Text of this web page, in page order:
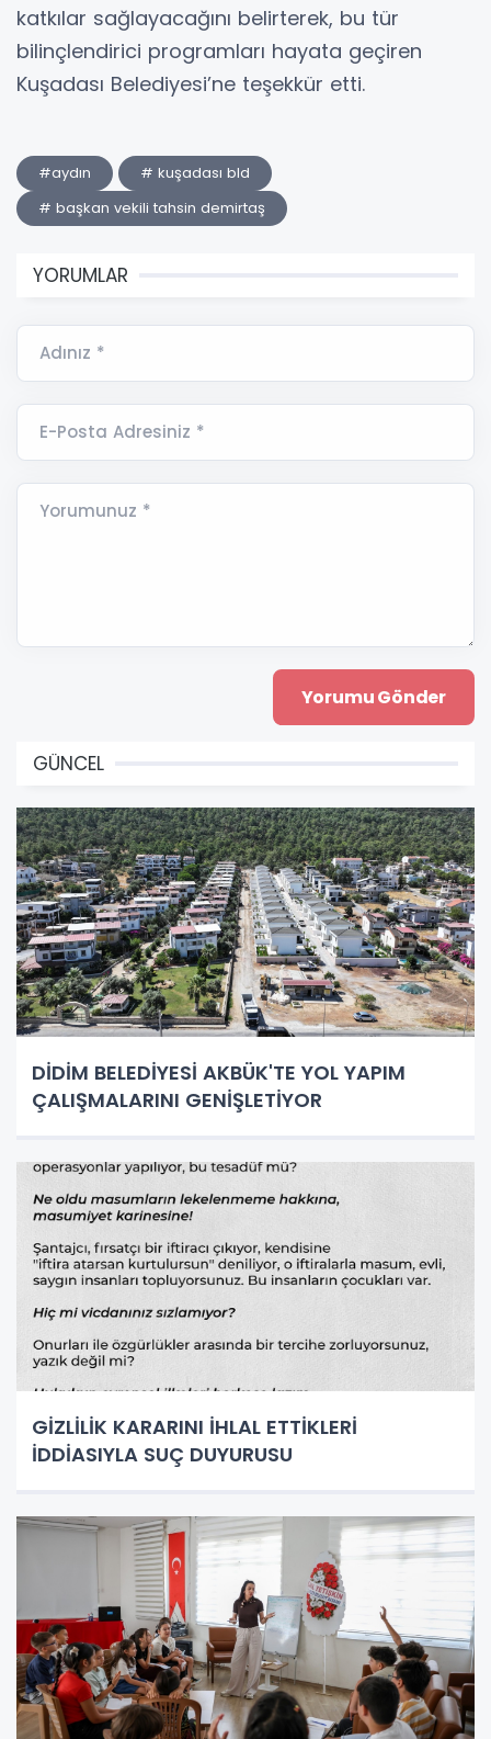
katkılar sağlayacağını belirterek, bu tür
bilinçlendirici programları hayata geçiren
Kuşadası Belediyesi’ne teşekkür etti.
#aydın
# kuşadası bld
# başkan vekili tahsin demirtaş
YORUMLAR
Adınız *
E-Posta Adresiniz *
Yorumunuz *
GÜNCEL
DİDİM BELEDİYESİ AKBÜK'TE YOL YAPIM
ÇALIŞMALARINI GENİŞLETİYOR
GİZLİLİK KARARINI İHLAL ETTİKLERİ
İDDİASIYLA SUÇ DUYURUSU